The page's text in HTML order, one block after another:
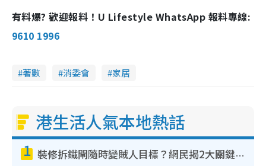
有料爆? 歡迎報料！U Lifestyle WhatsApp 報料專線:
9610 1996
著數 消委會 家居
港生活人氣本地熱話
1 裝修拆鐵閘隨時變賊人目標？網民揭2大關鍵用途：裝新式等於白裝？附新舊鐵閘分別